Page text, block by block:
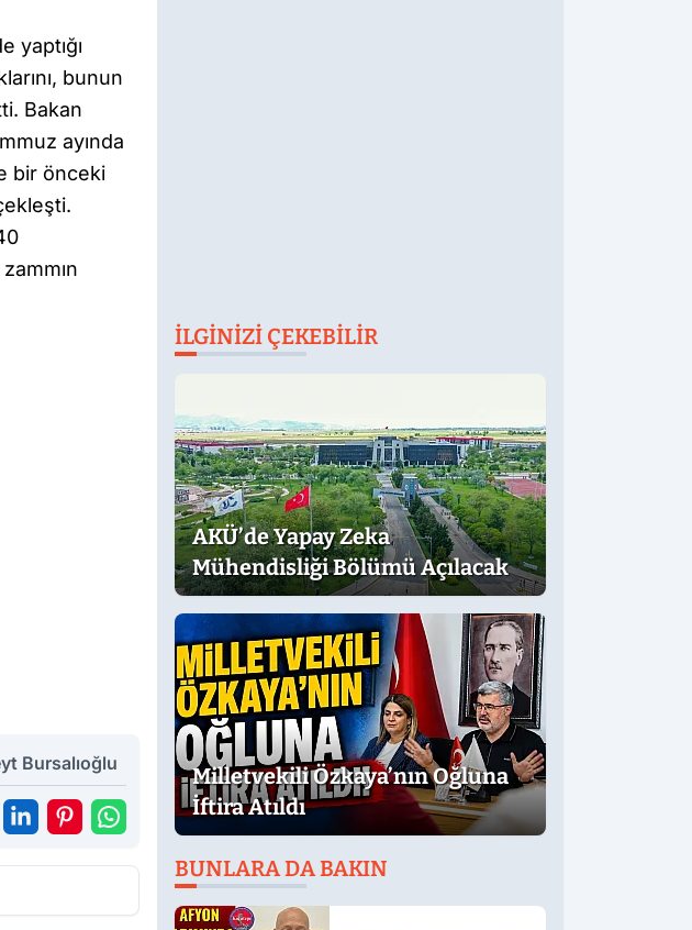
yaptığı
bunun
Bakan
ayında
bir önceki
Bursalıoğlu
İLGINIZI ÇEKEBILIR
AKÜ’de Yapay Zeka
Mühendisliği Bölümü Açılacak
Milletvekili Özkaya’nın Oğluna
İftira Atıldı
BUNLARA DA BAKIN